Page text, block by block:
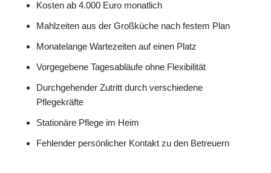
Kosten ab 4.000 Euro monatlich
Mahlzeiten aus der Großküche nach festem Plan
Monatelange Wartezeiten auf einen Platz
Vorgegebene Tagesabläufe ohne Flexibilität
Durchgehender Zutritt durch verschiedene
Pflegekräfte
Stationäre Pflege im Heim
Fehlender persönlicher Kontakt zu den Betreuern